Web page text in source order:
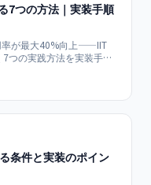
7つの方法｜実装手順
率が最大40%向上——IIT
つの実践方法を実装手順
約3%・2026年7月実
条件と実装のポイン